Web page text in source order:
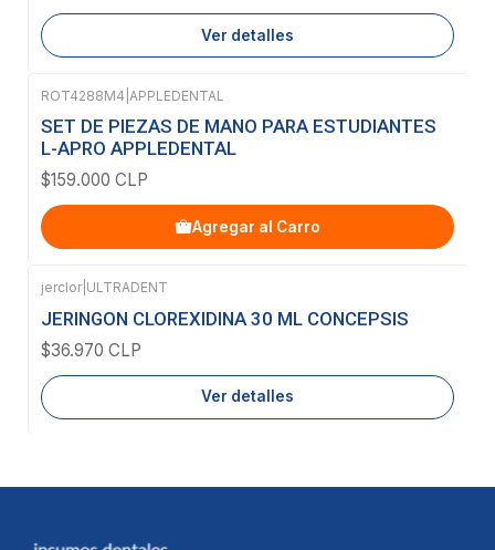
Ver detalles
ROT4288M4 APPLEDENTAL
SET DE PIEZAS DE MANO PARA ESTUDIANTES
L-APRO APPLEDENTAL
$159.000 CLP
Agregar al Carro
Agotado
jerclor ULTRADENT
JERINGON CLOREXIDINA 30 ML CONCEPSIS
$36.970 CLP
Ver detalles